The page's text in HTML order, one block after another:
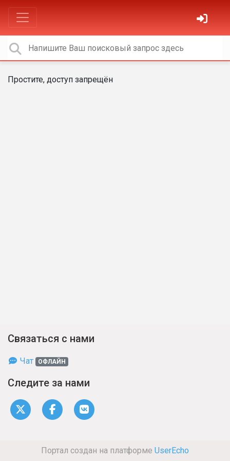
Простите, доступ запрещён
Связаться с нами
Чат ОФЛАЙН
Следите за нами
Портал создан на платформе UserEcho